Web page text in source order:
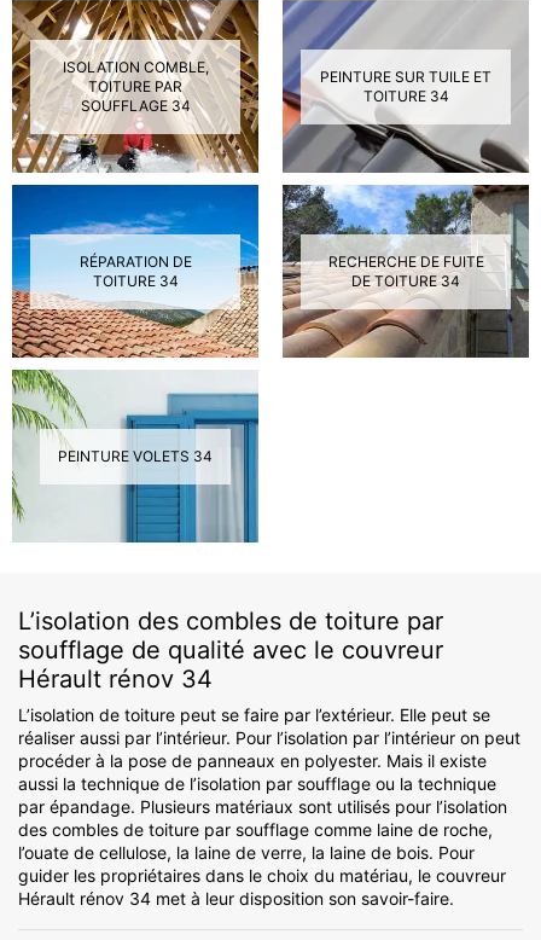
ISOLATION COMBLE,
TOITURE PAR
SOUFFLAGE 34
PEINTURE SUR TUILE ET
TOITURE 34
RÉPARATION DE
TOITURE 34
RECHERCHE DE FUITE
DE TOITURE 34
PEINTURE VOLETS 34
L’isolation des combles de toiture par
soufflage de qualité avec le couvreur
Hérault rénov 34
L’isolation de toiture peut se faire par l’extérieur. Elle peut se
réaliser aussi par l’intérieur. Pour l’isolation par l’intérieur on peut
procéder à la pose de panneaux en polyester. Mais il existe
aussi la technique de l’isolation par soufflage ou la technique
par épandage. Plusieurs matériaux sont utilisés pour l’isolation
des combles de toiture par soufflage comme laine de roche,
l’ouate de cellulose, la laine de verre, la laine de bois. Pour
guider les propriétaires dans le choix du matériau, le couvreur
Hérault rénov 34 met à leur disposition son savoir-faire.